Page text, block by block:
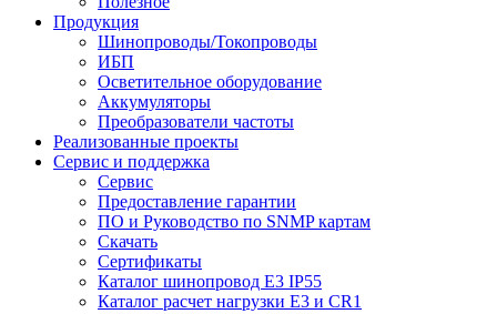
Продукция
Шинопроводы/Токопроводы
ИБП
Осветительное оборудование
Аккумуляторы
Преобразователи частоты
Реализованные проекты
Сервис и поддержка
Сервис
Предоставление гарантии
ПО и Руководство по SNMP картам
Скачать
Сертификаты
Каталог шинопровод E3 IP55
Каталог расчет нагрузки Е3 и CR1